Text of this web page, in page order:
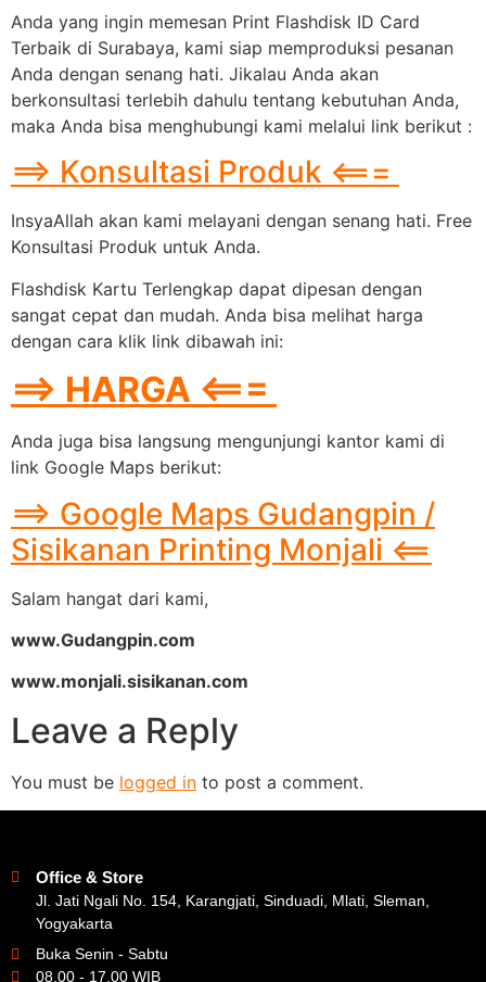
Anda yang ingin memesan Print Flashdisk ID Card
Terbaik di Surabaya, kami siap memproduksi pesanan
Anda dengan senang hati. Jikalau Anda akan
berkonsultasi terlebih dahulu tentang kebutuhan Anda,
maka Anda bisa menghubungi kami melalui link berikut :
==> Konsultasi Produk <===
InsyaAllah akan kami melayani dengan senang hati. Free
Konsultasi Produk untuk Anda.
Flashdisk Kartu Terlengkap dapat dipesan dengan
sangat cepat dan mudah. Anda bisa melihat harga
dengan cara klik link dibawah ini:
==> HARGA <===
Anda juga bisa langsung mengunjungi kantor kami di
link Google Maps berikut:
==> Google Maps Gudangpin /
Sisikanan Printing Monjali <==
Salam hangat dari kami,
www.Gudangpin.com
www.monjali.sisikanan.com
Leave a Reply
You must be logged in to post a comment.
Office & Store
Jl. Jati Ngali No. 154, Karangjati, Sinduadi, Mlati, Sleman,
Yogyakarta
Buka Senin - Sabtu
08.00 - 17.00 WIB